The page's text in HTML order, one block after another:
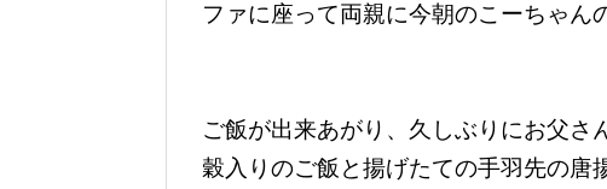
ファに座って両親に今朝のこーちゃん
ご飯が出来あがり、久しぶりにお父
穀入りのご飯と揚げたての手羽先の唐